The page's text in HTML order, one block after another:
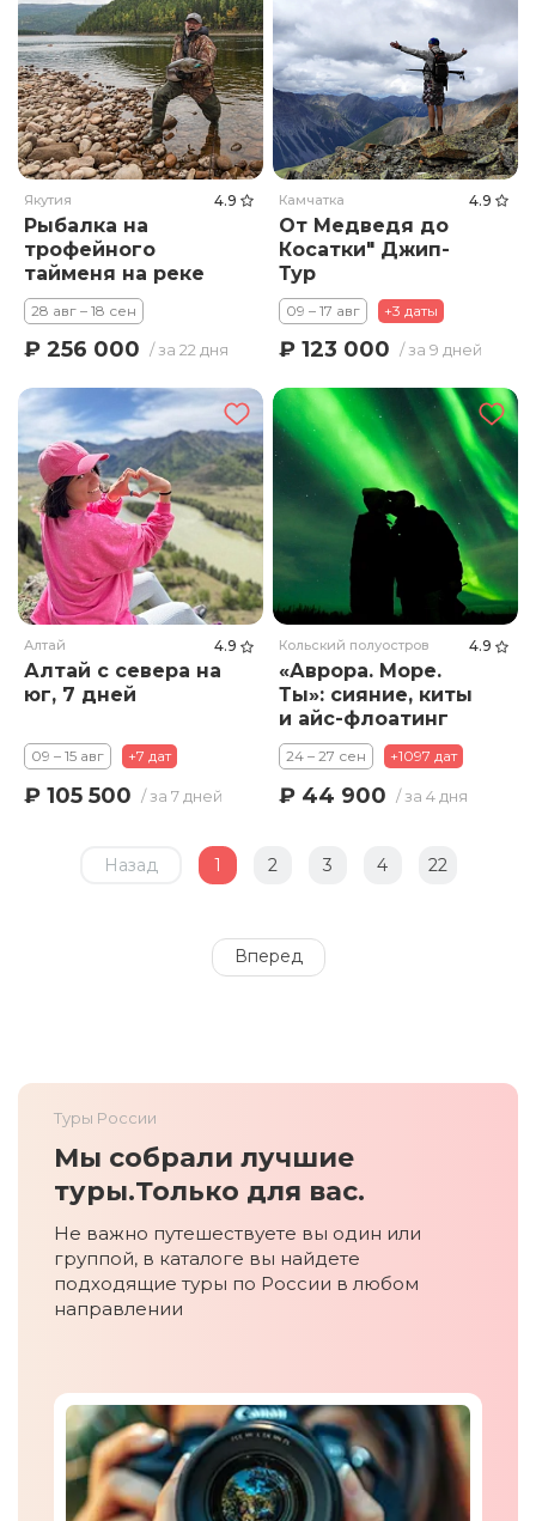
Якутия 4.9
Рыбалка на
трофейного
тайменя на реке
Гонам
28 авг – 18 сен
₽ 256 000 / за 22 дня
Камчатка 4.9
От Медведя до
Косатки" Джип-
Тур
09 – 17 авг +3 даты
₽ 123 000 / за 9 дней
Алтай 4.9
Алтай с севера на
юг, 7 дней
09 – 15 авг +7 дат
₽ 105 500 / за 7 дней
Кольский полуостров 4.9
«Аврора. Море.
Ты»: сияние, киты
и айс-флоатинг
24 – 27 сен +1097 дат
₽ 44 900 / за 4 дня
Назад 1 2 3 4 22
Вперед
Туры России
Мы собрали лучшие
туры.Только для вас.
Не важно путешествуете вы один или
группой, в каталоге вы найдете
подходящие туры по России в любом
направлении